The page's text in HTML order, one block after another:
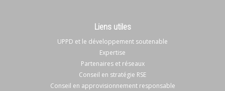
Liens utiles
UPPD et le développement soutenable
Expertise
Partenaires et réseaux
Conseil en stratégie RSE
Conseil en approvisionnement responsable